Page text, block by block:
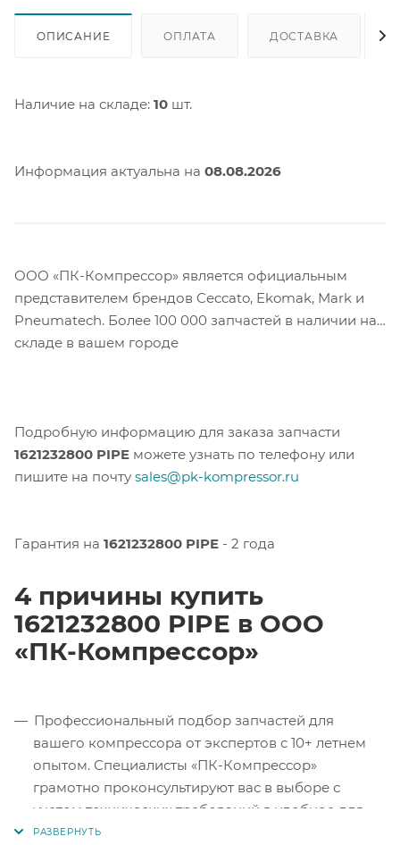
ОПИСАНИЕ ОПЛАТА ДОСТАВКА
Наличие на складе: 10 шт.
Информация актуальна на 08.08.2026
ООО «ПК-Компрессор» является официальным
представителем брендов Ceccato, Ekomak, Mark и
Pneumatech. Более 100 000 запчастей в наличии на
складе в вашем городе
Подробную информацию для заказа запчасти
1621232800 PIPE можете узнать по телефону или
пишите на почту sales@pk-kompressor.ru
Гарантия на 1621232800 PIPE - 2 года
4 причины купить
1621232800 PIPE в ООО
«ПК-Компрессор»
Профессиональный подбор запчастей для
вашего компрессора от экспертов с 10+ летнем
опытом. Специалисты «ПК-Компрессор»
грамотно проконсультируют вас в выборе с
учетом технических требований в удобное для
вас время.